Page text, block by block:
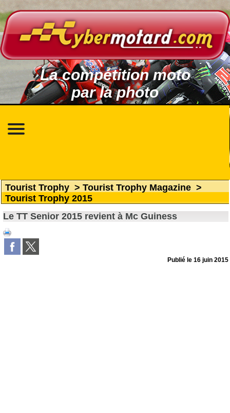
La compétition moto
par la photo
Tourist Trophy > Tourist Trophy Magazine >
Tourist Trophy 2015
Le TT Senior 2015 revient à Mc Guiness
Publié le16 juin 2015